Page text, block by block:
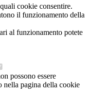
cookie consentire.
il funzionamento della
al funzionamento potete
possono essere
nella pagina della cookie